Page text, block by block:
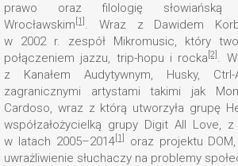
prawo oraz filologię słowiańską
Wrocławskim [1] . Wraz z Dawidem
w 2002 r. zespół Mikromusic, który
połączeniem jazzu, trip-hopu i rocka [2] .
z Kanałem Audytywnym, Husky,
zagranicznymi artystami takimi jak
Cardoso, wraz z którą utworzyła grupę
współzałożycielką grupy Digit All Love,
w latach 2005–2014 [1]
oraz projektu
uwrażliwienie słuchaczy na problemy